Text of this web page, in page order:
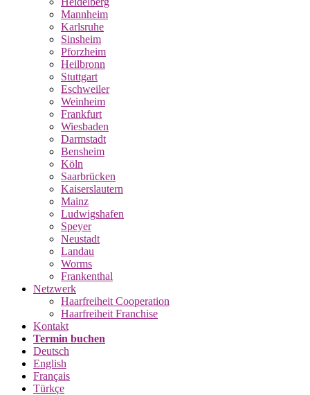
Mannheim
Karlsruhe
Sinsheim
Pforzheim
Heilbronn
Stuttgart
Eschweiler
Weinheim
Frankfurt
Wiesbaden
Darmstadt
Bensheim
Köln
Saarbrücken
Kaiserslautern
Mainz
Ludwigshafen
Speyer
Neustadt
Landau
Worms
Frankenthal
Netzwerk
Haarfreiheit Cooperation
Haarfreiheit Franchise
Kontakt
Termin buchen
Deutsch
English
Français
Türkçe